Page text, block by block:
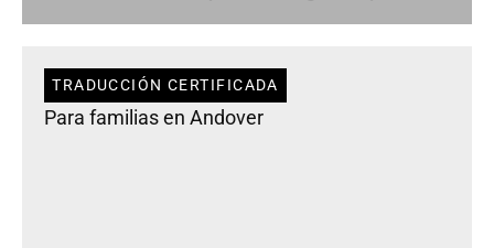
TRADUCCIÓN CERTIFICADA
Para familias en Andover